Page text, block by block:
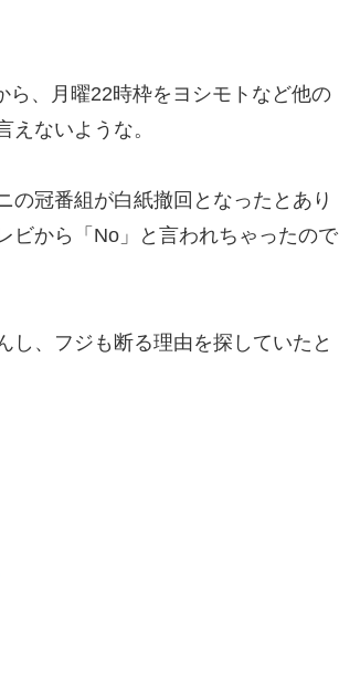
ら、月曜22時枠をヨシモトなど他の
ないような。
の冠番組が白紙撤回となったとあり
ビから「No」と言われちゃったので
し、フジも断る理由を探していたと